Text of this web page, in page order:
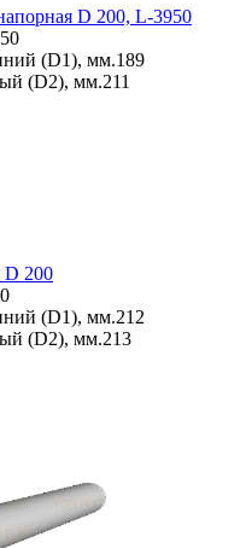
D 200, L-3950
(D1), мм.189
(D2), мм.211
D 200
(D1), мм.212
(D2), мм.213